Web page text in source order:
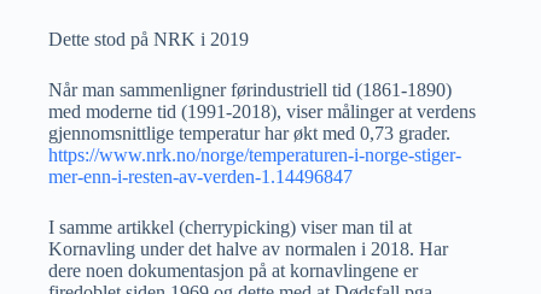
Dette stod på NRK i 2019
Når man sammenligner førindustriell tid (1861-1890)
med moderne tid (1991-2018), viser målinger at verdens
gjennomsnittlige temperatur har økt med 0,73 grader.
https://www.nrk.no/norge/temperaturen-i-norge-stiger-
mer-enn-i-resten-av-verden-1.14496847
I samme artikkel (cherrypicking) viser man til at
Kornavling under det halve av normalen i 2018. Har
dere noen dokumentasjon på at kornavlingene er